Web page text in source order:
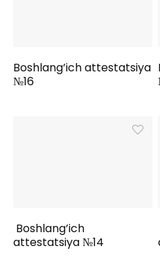
Boshlang’ich attestatsiya
№16
Boshlang’ich
attestatsiya №14